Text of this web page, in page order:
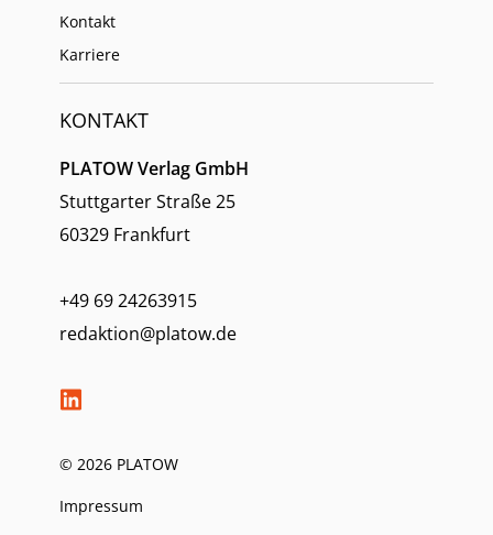
Kontakt
Karriere
KONTAKT
PLATOW Verlag GmbH
Stuttgarter Straße 25
60329 Frankfurt
+49 69 24263915
redaktion@platow.de
© 2026 PLATOW
Impressum